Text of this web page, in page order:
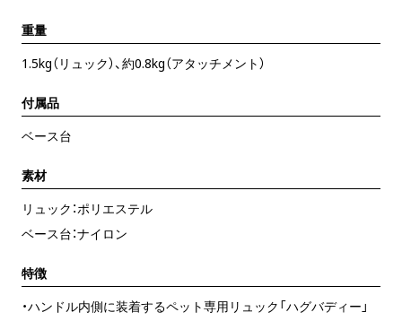
重量
1.5kg（リュック）、約0.8kg（アタッチメント）
付属品
ベース台
素材
リュック：ポリエステル
ベース台：ナイロン
特徴
・ハンドル内側に装着するペット専用リュック「ハグバディー」